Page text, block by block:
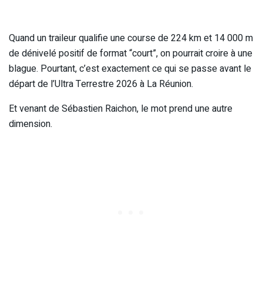
Quand un traileur qualifie une course de 224 km et 14 000 m
de dénivelé positif de format “court”, on pourrait croire à une
blague. Pourtant, c’est exactement ce qui se passe avant le
départ de l’Ultra Terrestre 2026 à La Réunion.
Et venant de Sébastien Raichon, le mot prend une autre
dimension.